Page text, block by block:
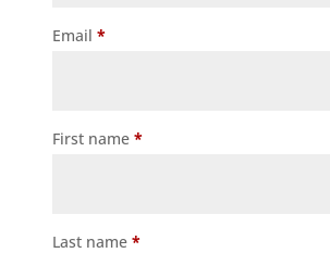
Email *
Email
First name *
Last name *